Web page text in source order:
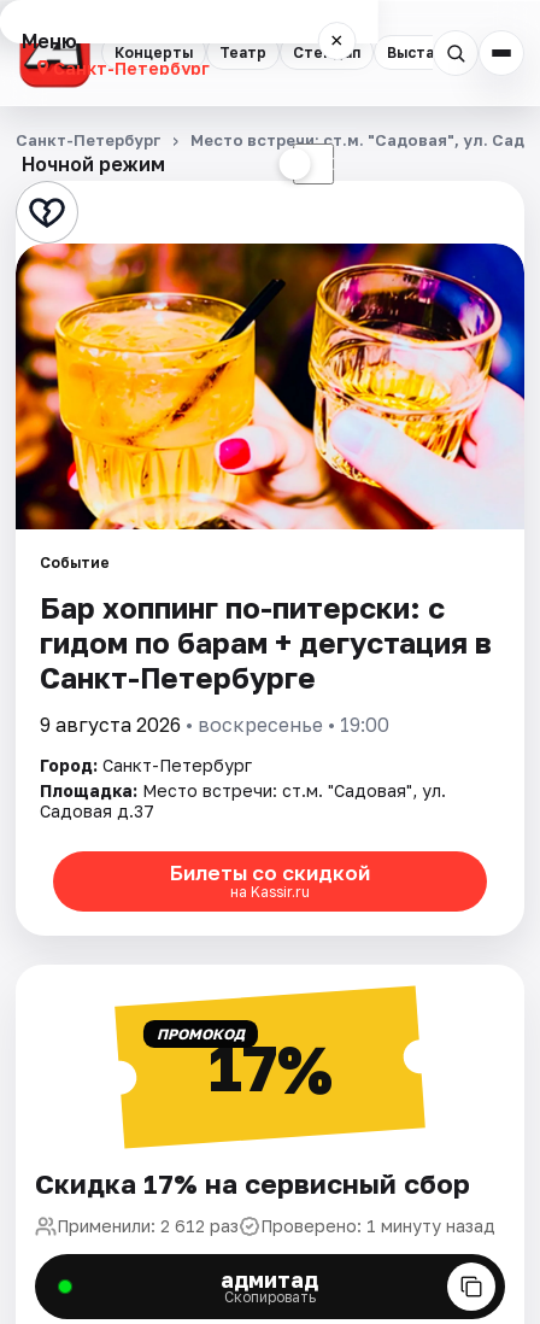
Концерты Театр Стендап Выставки
Меню ×
Санкт-Петербург
Концерты
Театр
Стендап
Выставки
Квесты
Экскурсии
Спорт
События
Города
Площадки
Артисты
Рейтинги
Ночной режим ☾
Санкт-Петербург Место встречи: ст.м. "Садовая", ул.
Событие
Бар хоппинг по-питерски: с
гидом по барам + дегустация в
Санкт-Петербурге
9 августа 2026 • воскресенье • 19:00
Город: Санкт-Петербург
Площадка: Место встречи: ст.м. "Садовая", ул.
Садовая д.37
Билеты со скидкой
на Kassir.ru
ПРОМОКОД17%
Скидка 17% на сервисный сбор
Применили: 2 612 раз Проверено: 1 минуту назад
адмитад
Скопировать